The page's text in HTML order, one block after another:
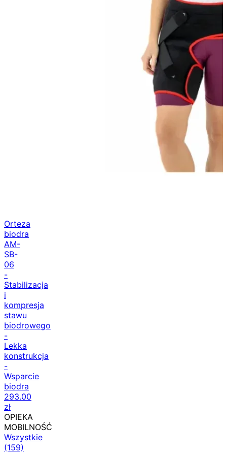
Orteza
biodra
AM-
SB-
06
-
Stabilizacja
i
kompresja
stawu
biodrowego
-
Lekka
konstrukcja
-
Wsparcie
biodra
293.00
zł
OPIEKA
MOBILNOŚĆ
Wszystkie
(159)